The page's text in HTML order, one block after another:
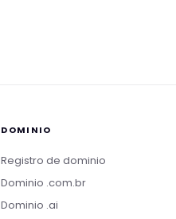
DOMINIO
Registro de dominio
Dominio .com.br
Dominio .ai